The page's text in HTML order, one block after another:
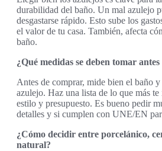
durabilidad del baño. Un mal azulejo
desgastarse rápido. Esto sube los
el valor de tu casa. También, afecta
baño.
¿Qué medidas se deben tomar
Antes de comprar, mide bien el baño
azulejo. Haz una lista de lo que más
estilo y presupuesto. Es bueno pedir
detalles y si cumplen con UNE/EN
¿Cómo decidir entre porcelánico,
natural?